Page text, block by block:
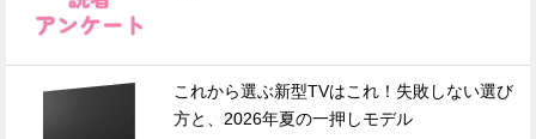
これから選ぶ新型TVはこれ！失敗しない選び
方と、2026年夏の一押しモデル